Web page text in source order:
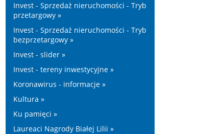
Invest - Sprzedaż nieruchomości - Tryb
przetargowy »
Invest - Sprzedaż nieruchomości - Tryb
bezprzetargowy »
Invest - slider »
Invest - tereny inwestycyjne »
Koronawirus - informacje »
Kultura »
Ku pamięci »
Laureaci Nagrody Białej Lilii »